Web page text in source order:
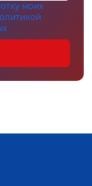
моих